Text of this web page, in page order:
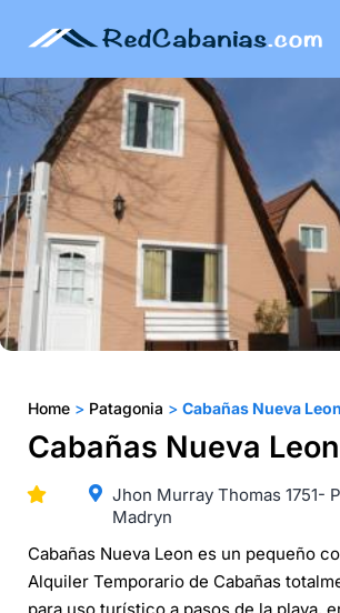
Home > Patagonia > Cabañas Nueva Leon
Cabañas Nueva Leon
Jhon Murray Thomas 1751-
Madryn
Cabañas Nueva Leon es un pequeño
Alquiler Temporario de Cabañas